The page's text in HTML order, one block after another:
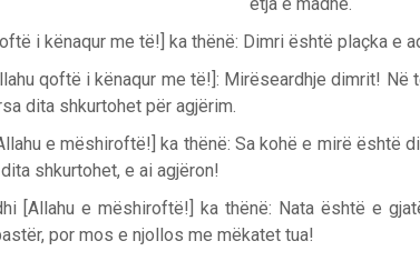
i kënaqur me të!] ka thënë: Dimri është plaçka e
qoftë i kënaqur me të!]: Mirëseardhje dimrit!
dita shkurtohet për agjërim.
e mëshiroftë!] ka thënë: Sa kohë e mirë është
shkurtohet, e ai agjëron!
[Allahu e mëshiroftë!] ka thënë: Nata është e
por mos e njollos me mëkatet tua!